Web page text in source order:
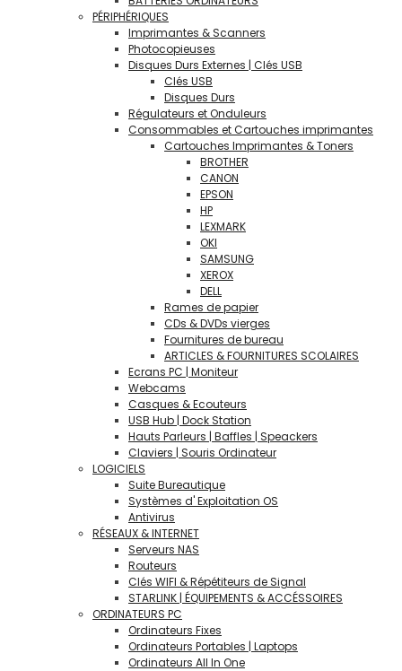
PÉRIPHÉRIQUES
Imprimantes & Scanners
Photocopieuses
Disques Durs Externes | Clés USB
Clés USB
Disques Durs
Régulateurs et Onduleurs
Consommables et Cartouches imprimantes
Cartouches Imprimantes & Toners
BROTHER
CANON
EPSON
HP
LEXMARK
OKI
SAMSUNG
XEROX
DELL
Rames de papier
CDs & DVDs vierges
Fournitures de bureau
ARTICLES & FOURNITURES SCOLAIRES
Ecrans PC | Moniteur
Webcams
Casques & Ecouteurs
USB Hub | Dock Station
Hauts Parleurs | Baffles | Speackers
Claviers | Souris Ordinateur
LOGICIELS
Suite Bureautique
Systèmes d' Exploitation OS
Antivirus
RÉSEAUX & INTERNET
Serveurs NAS
Routeurs
Clés WIFI & Répétiteurs de Signal
STARLINK | ÉQUIPEMENTS & ACCÉSSOIRES
ORDINATEURS PC
Ordinateurs Fixes
Ordinateurs Portables | Laptops
Ordinateurs All In One